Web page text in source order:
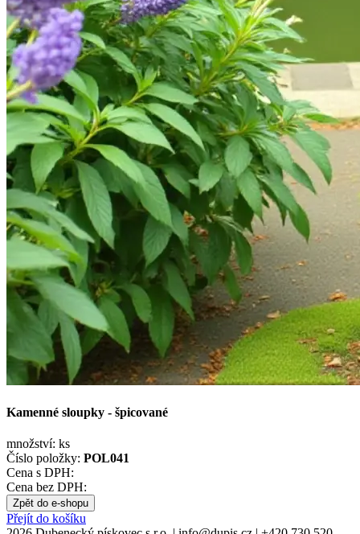
Kamenné sloupky - špicované
množství: ks
Číslo položky: POL041
Cena s DPH:
Cena bez DPH:
Zpět do e-shopu
Přejít do košíku